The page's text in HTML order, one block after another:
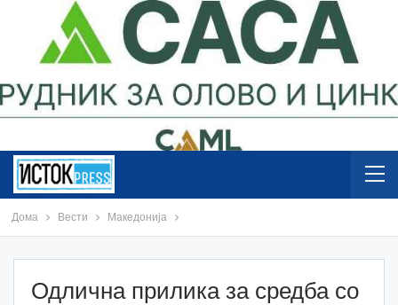
Дома Вести Македонија
Одлична прилика за средба со